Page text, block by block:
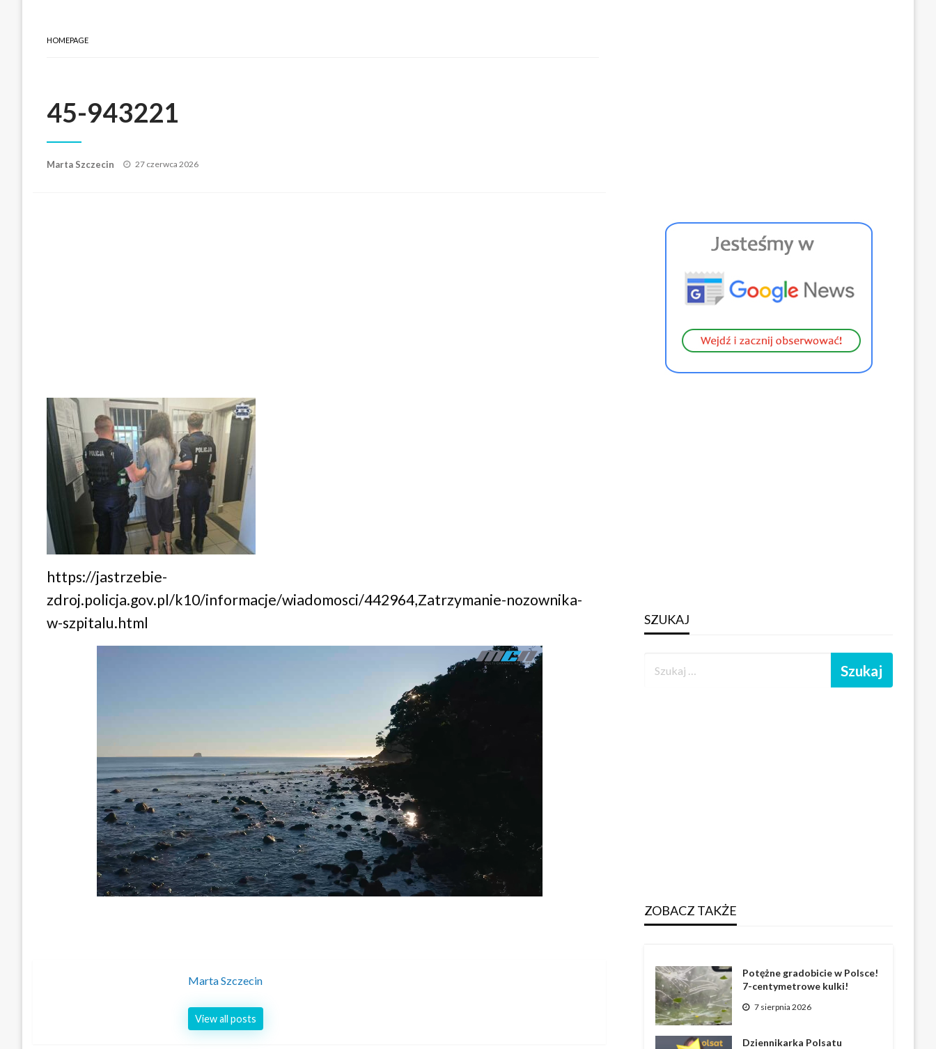
HOMEPAGE
45-943221
Marta Szczecin
Posted
27 czerwca 2026
https://jastrzebie-
zdroj.policja.gov.pl/k10/informacje/wiadomosci/442964,Zatrzymanie-nozownika-
w-szpitalu.html
Marta Szczecin
View all posts
SZUKAJ
ZOBACZ TAKŻE
Potężne gradobicie w Polsce!
7-centymetrowe kulki!
7 sierpnia 2026
Dziennikarka Polsatu